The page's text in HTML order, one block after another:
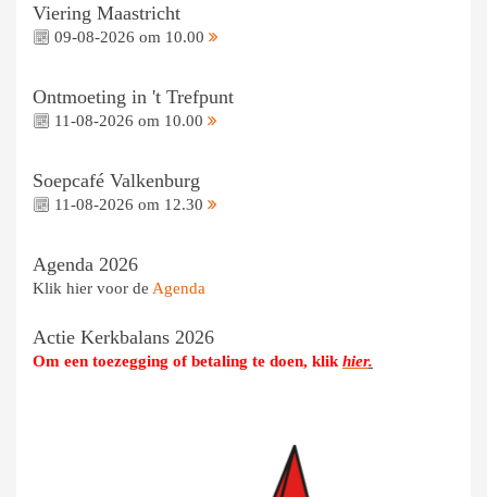
Viering Maastricht
09-08-2026 om 10.00
Ontmoeting in 't Trefpunt
11-08-2026 om 10.00
Soepcafé Valkenburg
11-08-2026 om 12.30
Agenda 2026
Klik hier voor de Agenda
Actie Kerkbalans 2026
Om een toezegging of betaling te doen, klik hier.